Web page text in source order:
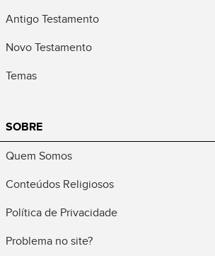
Antigo Testamento
Novo Testamento
Temas
SOBRE
Quem Somos
Conteúdos Religiosos
Política de Privacidade
Problema no site?